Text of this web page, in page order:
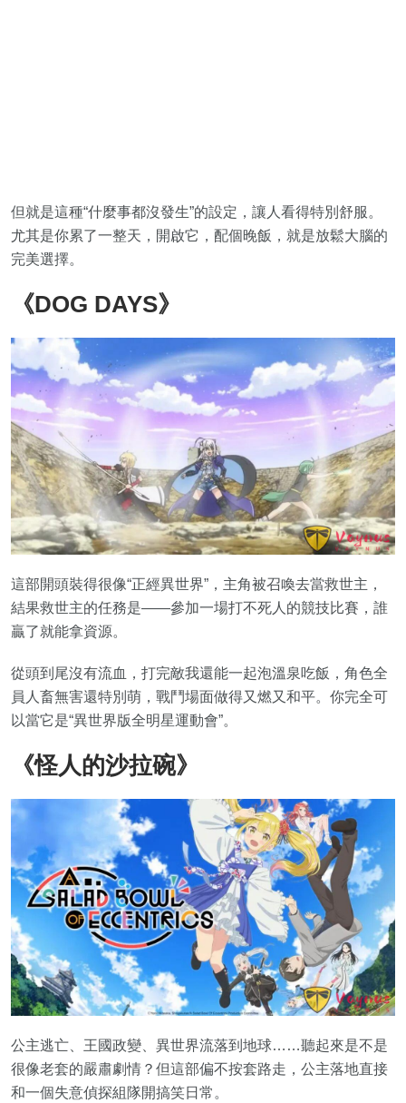
但就是這種“什麼事都沒發生”的設定，讓人看得特別舒服。
尤其是你累了一整天，開啟它，配個晚飯，就是放鬆大腦的
完美選擇。
《DOG DAYS》
這部開頭裝得很像“正經異世界”，主角被召喚去當救世主，
結果救世主的任務是——參加一場打不死人的競技比賽，誰
贏了就能拿資源。
從頭到尾沒有流血，打完敵我還能一起泡溫泉吃飯，角色全
員人畜無害還特別萌，戰鬥場面做得又燃又和平。你完全可
以當它是“異世界版全明星運動會”。
《怪人的沙拉碗》
公主逃亡、王國政變、異世界流落到地球……聽起來是不是
很像老套的嚴肅劇情？但這部偏不按套路走，公主落地直接
和一個失意偵探組隊開搞笑日常。